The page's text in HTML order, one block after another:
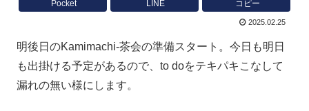
Pocket LINE コピー
2025.02.25
明後日のKamimachi-茶会の準備スタート。今日も明日
も出掛ける予定があるので、to doをテキパキこなして
漏れの無い様にします。